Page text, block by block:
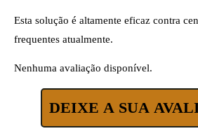
Esta solução é altamente eficaz contra
frequentes atualmente.
Nenhuma avaliação disponível.
DEIXE A SUA